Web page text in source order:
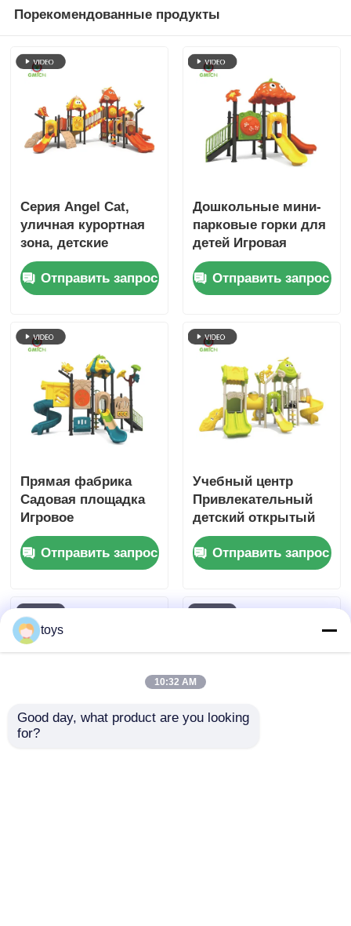
Порекомендованные продукты
Серия Angel Cat,
уличная курортная
зона, детские
игровые наборы,
уличная игровая
площадка, детские
парка развлечений
на продажу
Отправить запрос
Дошкольные мини-
парковые горки для
детей Игровая
площадка Внешнее
развлечение
Игровое
Безопасное
оборудование
Игровая площадка
Дети
Отправить запрос
Прямая фабрика
Садовая площадка
Игровое
оборудование на
открытом воздухе
Забавная игра
слайд-сет
Отправить запрос
Учебный центр
Привлекательный
детский открытый
детский сад
Слайдные
комплекты Игровой
завод игровых
Отправить запрос
toys
10:32 AM
Good day, what product are you looking
for?